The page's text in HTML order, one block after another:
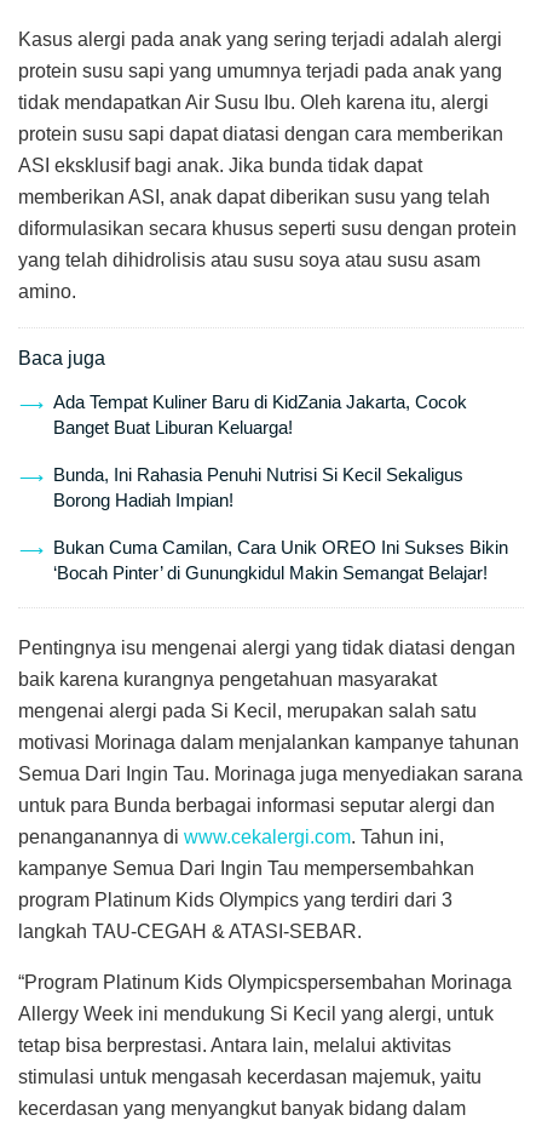
Kasus alergi pada anak yang sering terjadi adalah alergi
protein susu sapi yang umumnya terjadi pada anak yang
tidak mendapatkan Air Susu Ibu. Oleh karena itu, alergi
protein susu sapi dapat diatasi dengan cara memberikan
ASI eksklusif bagi anak. Jika bunda tidak dapat
memberikan ASI, anak dapat diberikan susu yang telah
diformulasikan secara khusus seperti susu dengan protein
yang telah dihidrolisis atau susu soya atau susu asam
amino.
Baca juga
Ada Tempat Kuliner Baru di KidZania Jakarta, Cocok
Banget Buat Liburan Keluarga!
Bunda, Ini Rahasia Penuhi Nutrisi Si Kecil Sekaligus
Borong Hadiah Impian!
Bukan Cuma Camilan, Cara Unik OREO Ini Sukses Bikin
‘Bocah Pinter’ di Gunungkidul Makin Semangat Belajar!
Pentingnya isu mengenai alergi yang tidak diatasi dengan
baik karena kurangnya pengetahuan masyarakat
mengenai alergi pada Si Kecil, merupakan salah satu
motivasi Morinaga dalam menjalankan kampanye tahunan
Semua Dari Ingin Tau. Morinaga juga menyediakan sarana
untuk para Bunda berbagai informasi seputar alergi dan
penanganannya di www.cekalergi.com. Tahun ini,
kampanye Semua Dari Ingin Tau mempersembahkan
program Platinum Kids Olympics yang terdiri dari 3
langkah TAU-CEGAH & ATASI-SEBAR.
“Program Platinum Kids Olympicspersembahan Morinaga
Allergy Week ini mendukung Si Kecil yang alergi, untuk
tetap bisa berprestasi. Antara lain, melalui aktivitas
stimulasi untuk mengasah kecerdasan majemuk, yaitu
kecerdasan yang menyangkut banyak bidang dalam